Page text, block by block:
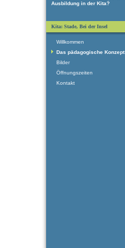
Ausbildung in der Kita?
Kita: Stade, Bei der Insel
Willkommen
Das pädagogische Konzept
Bilder
Öffnungszeiten
Kontakt